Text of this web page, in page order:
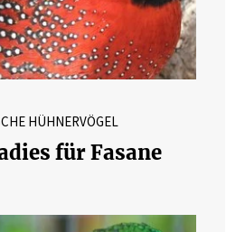
HÜHNERVÖGEL
für Fasane